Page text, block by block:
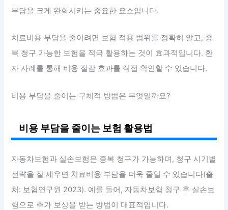
부담을 크게 완화시키는 중요한 요소입니다.
치료비용 부담을 줄이려면 보험 적용 범위를 정확히 알고, 중
복 청구 가능한 보험을 적극 활용하는 것이 효과적입니다. 환
자 사례를 통해 비용 절감 효과를 직접 확인할 수 있습니다.
비용 부담을 줄이는 구체적 방법은 무엇일까요?
비용 부담을 줄이는 보험 활용법
자동차보험과 실손보험은 중복 청구가 가능하며, 청구 시기별
전략을 잘 세우면 치료비용 부담을 더욱 줄일 수 있습니다(출
처: 보험연구원 2023). 예를 들어, 자동차보험 청구 후 실손보
험으로 추가 보상을 받는 방법이 대표적입니다.